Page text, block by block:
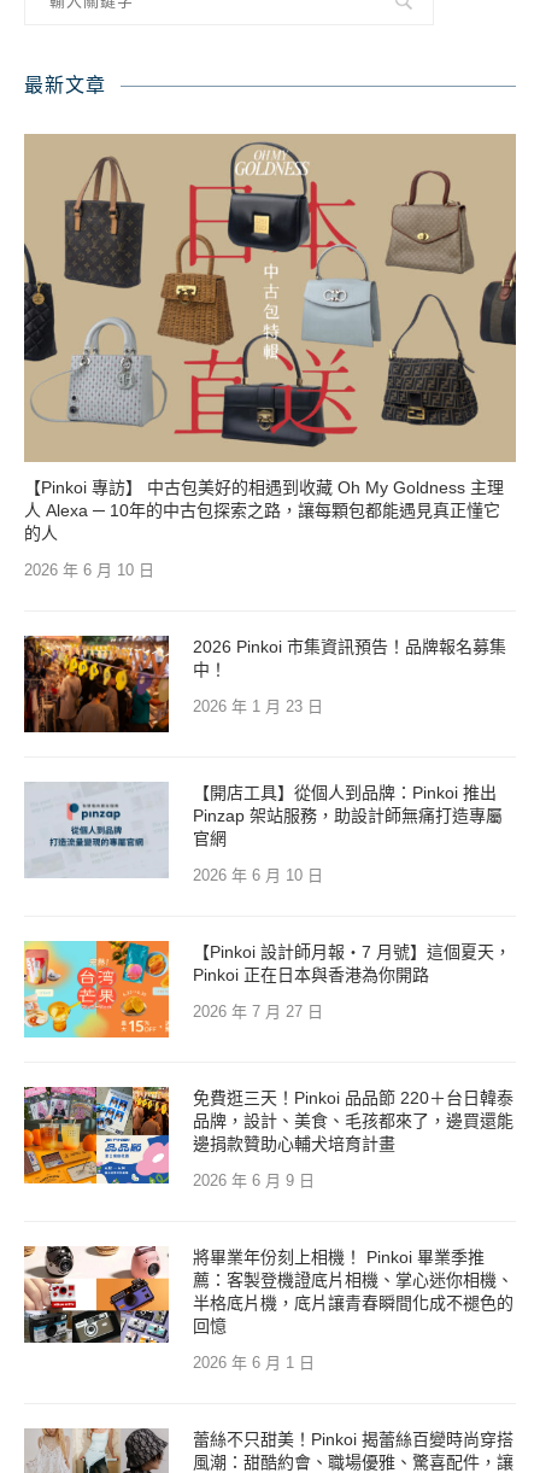
最新文章
【Pinkoi 專訪】 中古包美好的相遇到收藏 Oh My Goldness 主理
人 Alexa ─ 10年的中古包探索之路，讓每顆包都能遇見真正懂它
的人
2026 年 6 月 10 日
2026 Pinkoi 市集資訊預告！品牌報名募集
中！
2026 年 1 月 23 日
【開店工具】從個人到品牌：Pinkoi 推出
Pinzap 架站服務，助設計師無痛打造專屬
官網
2026 年 6 月 10 日
【Pinkoi 設計師月報・7 月號】這個夏天，
Pinkoi 正在日本與香港為你開路
2026 年 7 月 27 日
免費逛三天！Pinkoi 品品節 220＋台日韓泰
品牌，設計、美食、毛孩都來了，邊買還能
邊捐款贊助心輔犬培育計畫
2026 年 6 月 9 日
將畢業年份刻上相機！ Pinkoi 畢業季推
薦：客製登機證底片相機、掌心迷你相機、
半格底片機，底片讓青春瞬間化成不褪色的
回憶
2026 年 6 月 1 日
蕾絲不只甜美！Pinkoi 揭蕾絲百變時尚穿搭
風潮：甜酷約會、職場優雅、驚喜配件，讓